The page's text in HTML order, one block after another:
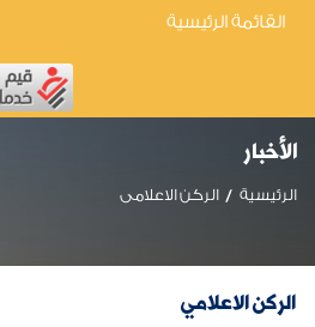
القائمة الرئيسية
الأخبار
الرئيسية الركن الاعلامى
الركن الاعلامي